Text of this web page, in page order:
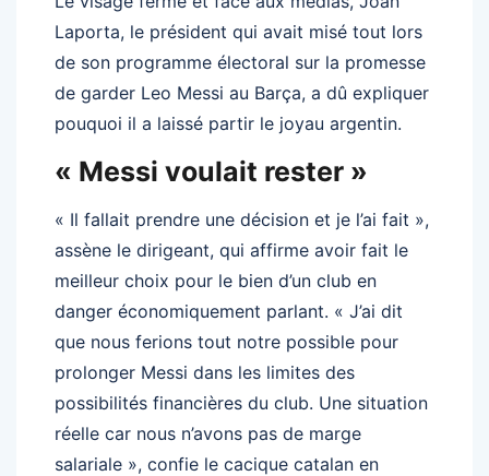
Laporta, le président qui avait misé tout lors
de son programme électoral sur la promesse
de garder Leo Messi au Barça, a dû expliquer
pouquoi il a laissé partir le joyau argentin.
« Messi voulait rester »
« Il fallait prendre une décision et je l’ai fait »,
assène le dirigeant, qui affirme avoir fait le
meilleur choix pour le bien d’un club en
danger économiquement parlant. « J’ai dit
que nous ferions tout notre possible pour
prolonger Messi dans les limites des
possibilités financières du club. Une situation
réelle car nous n’avons pas de marge
salariale », confie le cacique catalan en